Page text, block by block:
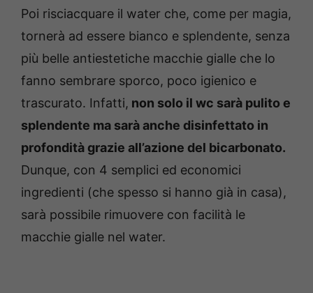
Poi risciacquare il water che, come per magia,
tornerà ad essere bianco e splendente, senza
più belle antiestetiche macchie gialle che lo
fanno sembrare sporco, poco igienico e
trascurato. Infatti, non solo il wc sarà pulito e
splendente ma sarà anche disinfettato in
profondità grazie all’azione del bicarbonato.
Dunque, con 4 semplici ed economici
ingredienti (che spesso si hanno già in casa),
sarà possibile rimuovere con facilità le
macchie gialle nel water.